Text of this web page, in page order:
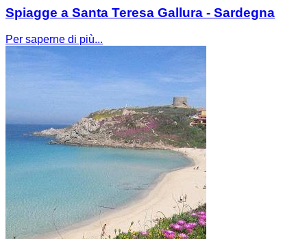
Spiagge a Santa Teresa Gallura - Sardegna
Per saperne di più...